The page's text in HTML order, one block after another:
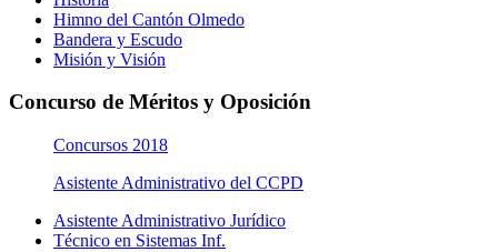
Himno del Cantón Olmedo
Bandera y Escudo
Misión y Visión
Concurso de Méritos y Oposición
Concursos 2018
Asistente Administrativo del CCPD
Asistente Administrativo Jurídico
Técnico en Sistemas Inf.